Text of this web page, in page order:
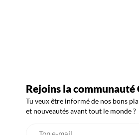
Rejoins la communauté
Tu veux être informé de nos bons
et nouveautés avant tout le monde ?